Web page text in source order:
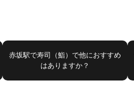
赤坂駅で寿司（鮨）で他におすすめ
はありますか？